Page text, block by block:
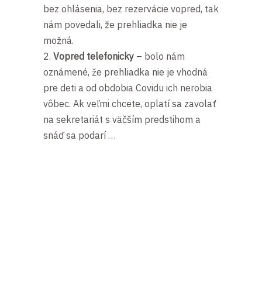
bez ohlásenia, bez rezervácie vopred, tak
nám povedali, že prehliadka nie je
možná.
Vopred telefonicky – bolo nám
oznámené, že prehliadka nie je vhodná
pre deti a od obdobia Covidu ich nerobia
vôbec. Ak veľmi chcete, oplatí sa zavolať
na sekretariát s väčším predstihom a
snáď sa podarí …